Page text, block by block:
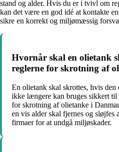
stand og alder. Hvis du er i tvivl om
kan det være en god idé at kontakte
sikre en korrekt og miljømæssig
Hvornår skal en olietank
reglerne for skrotning af
En olietank skal skrottes, hvis den
ikke længere kan bruges sikkert
for skrotning af olietanke i
en vis alder skal fjernes og sløjfes
firmaer for at undgå miljøskader.